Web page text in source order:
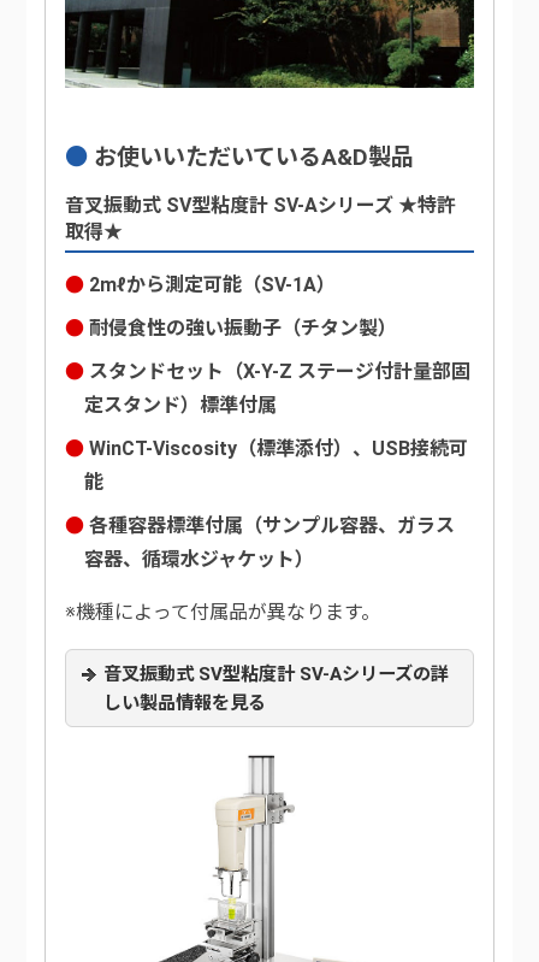
お使いいただいているA&D製品
音叉振動式 SV型粘度計 SV-Aシリーズ ★特許
取得★
2mℓから測定可能（SV-1A）
耐侵食性の強い振動子（チタン製）
スタンドセット（X-Y-Z ステージ付計量部固
定スタンド）標準付属
WinCT-Viscosity（標準添付）、USB接続可
能
各種容器標準付属（サンプル容器、ガラス
容器、循環水ジャケット）
※機種によって付属品が異なります。
音叉振動式 SV型粘度計 SV-Aシリーズの詳
しい製品情報を見る